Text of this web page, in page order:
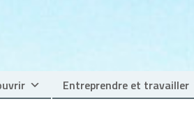
Entreprendre et travailler